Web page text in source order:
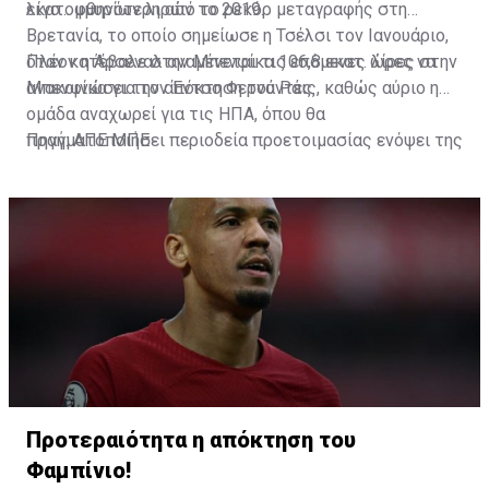
εκατομμυρίων λιρών το 2019.
λίγο... φθηνότερη από το ρεκόρ μεταγραφής στη
Βρετανία, το οποίο σημείωσε η Τσέλσι τον Ιανουάριο,
όταν κατέβαλε στην Μπενφίκα 106,8 εκατ. λίρες στην
Μπενφίκα για τον Έντσο Φερνάντες.
Πλέον η Άρσεναλ αναμένεται τις επόμενες ώρες να
ανακοινώσει την απόκτηση του Ράις, καθώς αύριο η
ομάδα αναχωρεί για τις ΗΠΑ, όπου θα
πραγματοποιήσει περιοδεία προετοιμασίας ενόψει της
Πηγή: ΑΠΕ ΜΠΕ
Προτεραιότητα η απόκτηση του
Φαμπίνιο!